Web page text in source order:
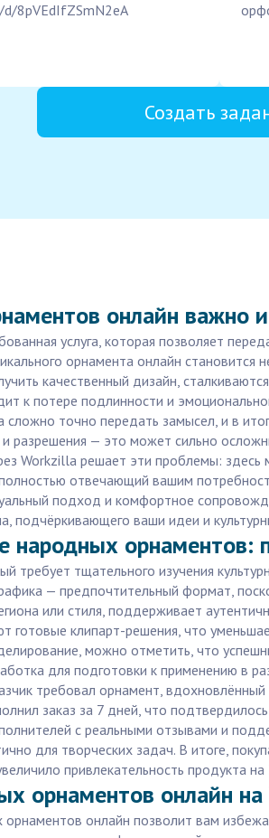
8pVEdIfZSmN2eA
Создать
онлайн важно
услуга, которая позволяет
орнамента онлайн
качественный дизайн,
к потере подлинности и
точно передать замысел, и в
— это может сильно
Workzilla решает эти проблемы:
отвечающий вашим
подход и комфортное
подчёркивающего ваши идеи и
народных
тщательного изучения
— предпочтительный формат,
или стиля, поддерживает
клипарт-решения, что
можно отметить, что
для подготовки к применению в
требовал орнамент,
заказ за 7 дней, что
с реальными отзывами и
для творческих задач. В итоге,
привлекательность продукта
орнаментов онлайн
онлайн позволит вам